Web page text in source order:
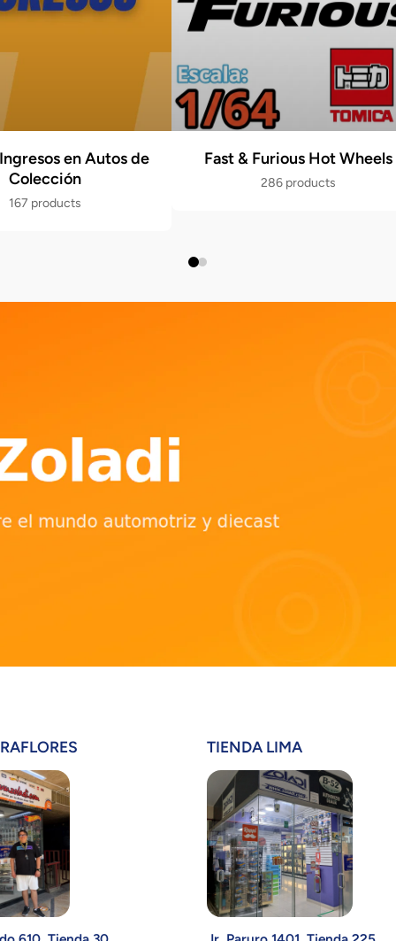
en Autos de
Colección
167 products
Fast & Furious Hot Wheels
286 products
TIENDA LIMA